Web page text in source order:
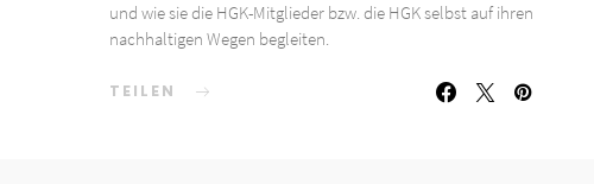
und wie sie die HGK-Mitglieder bzw. die HGK selbst auf ihren
nachhaltigen Wegen begleiten.
TEILEN